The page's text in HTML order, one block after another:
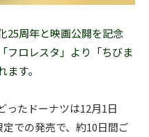
25周年と映画公開を記念
フロレスタ」より「ちびま
す。
ったドーナツは12月1日
定での発売で、約10日間ご